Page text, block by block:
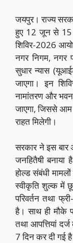
जयपुर। राज्य
हुए 12 जून से 15
शिविर-2026
नगर निगम, नगर
सुधार न्यास
जाएगा। इन
नामांतरण और भवन
जाएगा, जिससे आम
राहत मिलेगी।
सरकार ने इस
जनहितैषी
होल्ड संबंधी
स्वीकृति शुल्क में
परिवर्तन तथा
है। साथ ही मौके
तथा आपत्तियां
7 दिन कर दी गई